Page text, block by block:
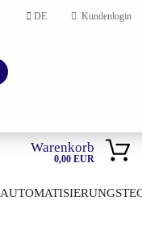
DE Kundenlogin
Warenkorb
0,00 EUR